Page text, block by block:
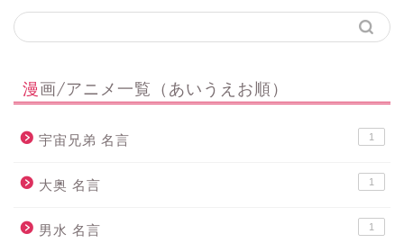
漫画/アニメ一覧（あいうえお順）
宇宙兄弟 名言 1
大奥 名言 1
男水 名言 1